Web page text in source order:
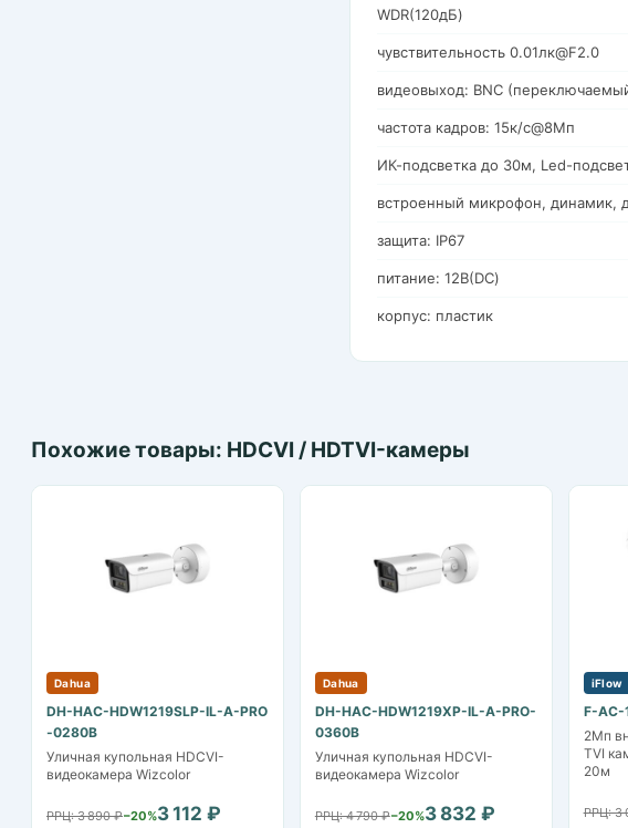
WDR(120дБ)
чувствительность 0.01лк@F2.0
видеовыход: BNC
частота кадров: 15к/c@8Мп
ИК-подсветка до 30м, Led-
встроенный микрофон, динамик,
защита: IP67
питание: 12В(DC)
корпус: пластик
Похожие товары: HDCVI / HDTVI-камеры
Dahua
DH-HAC-HDW1219SLP-IL-A-PRO
-0280B
Уличная купольная HDCVI-
видеокамера Wizcolor
РРЦ: 3 890 ₽−20%3 112 ₽
Dahua
DH-HAC-HDW1219XP-IL-A-PRO-
0360B
Уличная купольная HDCVI-
видеокамера Wizcolor
РРЦ: 4 790 ₽−20%3 832 ₽
iFlow
F-AC-
2Мп
TVI
20м
РРЦ: 3